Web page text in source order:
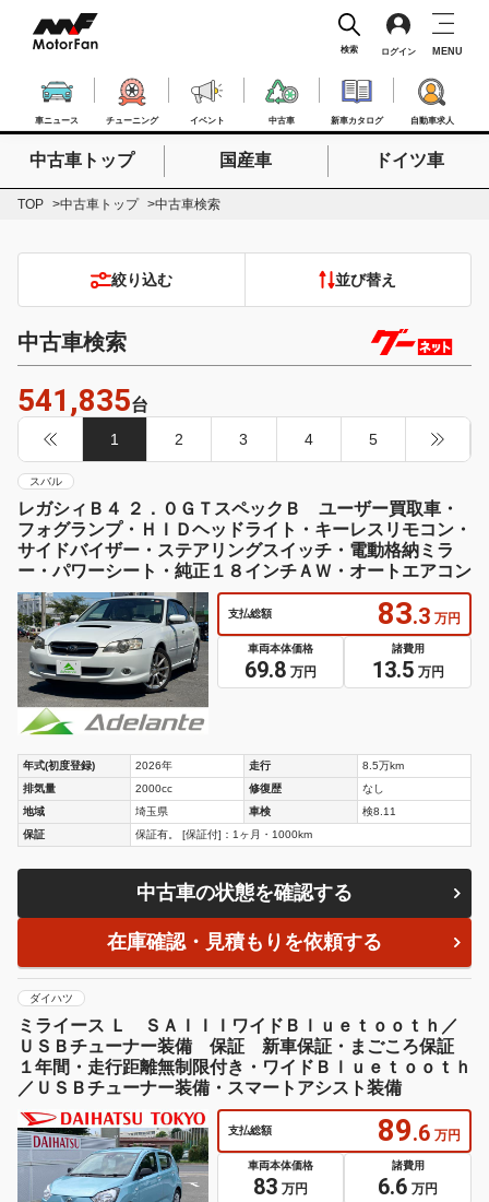
車ニュース チューニング イベント 中古車 新車カタログ 自動車求人
検索 ログイン MENU
検索したいキーワードを入力
中古車トップ 国産車 ドイツ車
TOP 中古車トップ 中古車検索
絞り込む 並び替え
中古車検索
541,835台
1 2 3 4 5
スバル
レガシィＢ４ ２．０ＧＴスペックＢ ユーザー買取車・
フォグランプ・ＨＩＤヘッドライト・キーレスリモコン・
サイドバイザー・ステアリングスイッチ・電動格納ミラ
ー・パワーシート・純正１８インチＡＷ・オートエアコン
支払総額 83.3 万円
車両本体価格
69.8 万円
諸費用
13.5 万円
年式(初度登録) 2026年 走行
8.5万km
排気量
2000cc 修復歴
なし
地域
埼玉県 車検
検8.11
保証
保証有。 [保証付]：1ヶ月・1000km
中古車の状態を確認する
在庫確認・見積もりを依頼する
ダイハツ
ミライース Ｌ ＳＡＩＩＩワイドＢｌｕｅｔｏｏｔｈ／
ＵＳＢチューナー装備 保証 新車保証・まごころ保証
１年間・走行距離無制限付き・ワイドＢｌｕｅｔｏｏｔｈ
／ＵＳＢチューナー装備・スマートアシスト装備
支払総額 89.6 万円
車両本体価格
83 万円
諸費用
6.6 万円